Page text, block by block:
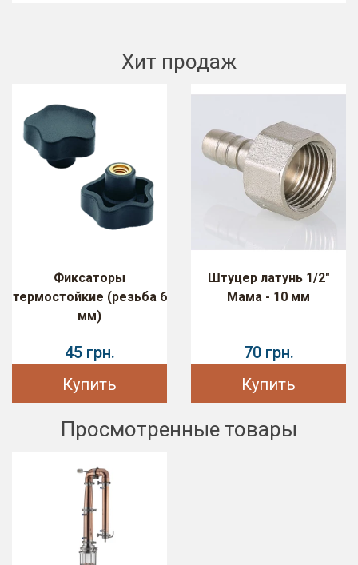
Хит продаж
Фиксаторы
термостойкие (резьба 6
мм)
45 грн.
Купить
Штуцер латунь 1/2"
Мама - 10 мм
70 грн.
Купить
Просмотренные товары